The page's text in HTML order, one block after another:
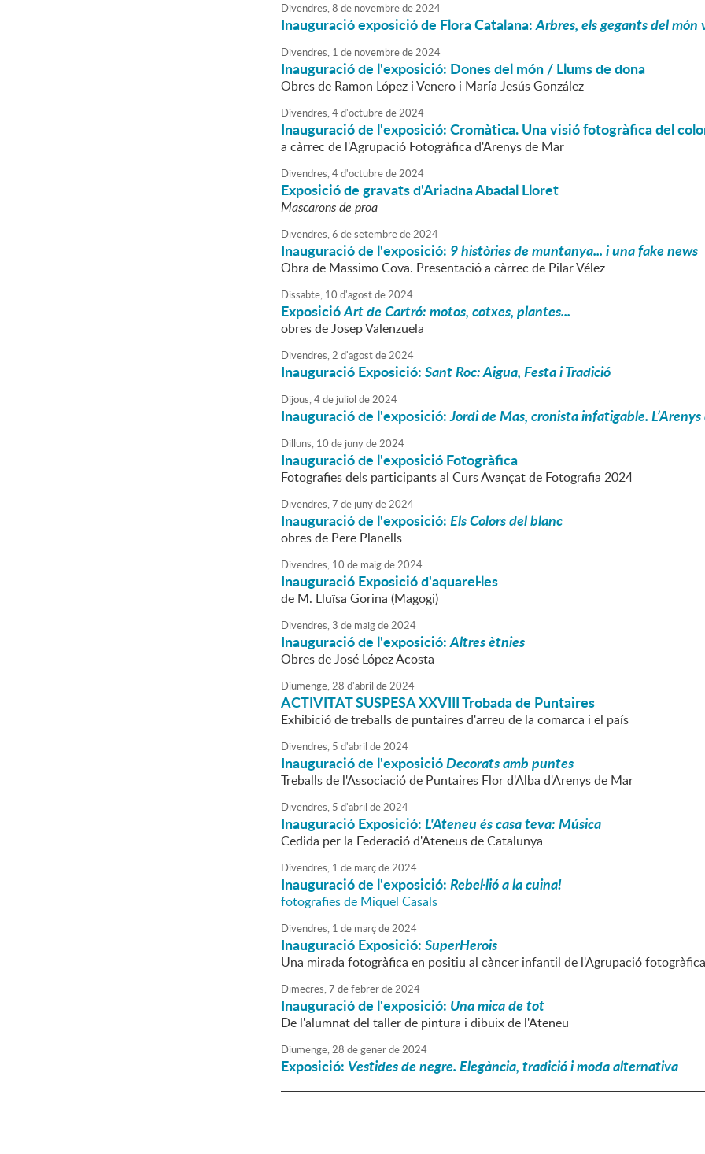
Divendres,8 de novembrede2024
Inauguració exposició de Flora Catalana:Arbres, els gegants del món
Divendres, 1 de novembrede2024
Inauguració de l'exposició: Dones del món / Llums de dona
Obres de Ramon López i Venero i María Jesús González
Divendres,4d'octubrede2024
Inauguració de l'exposició: Cromàtica. Una visió fotogràfica del
a càrrec de l'Agrupació Fotogràfica d'Arenys de Mar
Divendres,4d'octubrede2024
Exposició de gravats d'Ariadna Abadal Lloret
Mascarons de proa
Divendres,6 desetembrede2024
Inauguració de l'exposició: 9 històries de muntanya... i una fake news
Obra de Massimo Cova. Presentació a càrrec de Pilar Vélez
Dissabte, 10 d'agostde2024
ExposicióArt de Cartró: motos, cotxes, plantes...
obres de Josep Valenzuela
Divendres,2 d'agostde2024
Inauguració Exposició:Sant Roc: Aigua, Festa i Tradició
Dijous,4de juliol de2024
Inauguració de l'exposició:Jordi de Mas, cronista infatigable.
Dilluns, 10 de junyde2024
Inauguració de l'exposició Fotogràfica
Fotografies dels participants al Curs Avançat de Fotografia 2024
Divendres,7 de junyde2024
Inauguració de l'exposició:Els Colors del blanc
obres de Pere Planells
Divendres, 10 de maigde2024
Inauguració Exposició d'aquarel·les
de M. Lluïsa Gorina (Magogi)
Divendres,3 de maigde2024
Inauguració de l'exposició:Altres ètnies
Obres de José López Acosta
Diumenge,28 d'abril de2024
ACTIVITAT SUSPESAXXVIII Trobada de Puntaires
Exhibició de treballs de puntaires d'arreu de la comarca i el país
Divendres, 5 d'abril de2024
Inauguració de l'exposicióDecorats amb puntes
Treballs de l'Associació de Puntaires Flor d'Alba d'Arenys de Mar
Divendres, 5 d'abril de2024
Inauguració Exposició:L'Ateneu és casa teva: Música
Cedida per la Federació d'Ateneus de Catalunya
Divendres, 1 de marçde2024
Inauguració de l'exposició:Rebel·lió a la cuina!
fotografies de Miquel Casals
Divendres, 1 de marçde2024
Inauguració Exposició:SuperHerois
Una mirada fotogràfica en positiu al càncer infantil de l'Agrupació
Dimecres,7 defebrerde2024
Inauguració de l'exposició: Una mica de tot
De l'alumnat del taller de pintura i dibuix de l'Ateneu
Diumenge,28 degenerde2024
Exposició: Vestides de negre. Elegància, tradició i moda alternativa